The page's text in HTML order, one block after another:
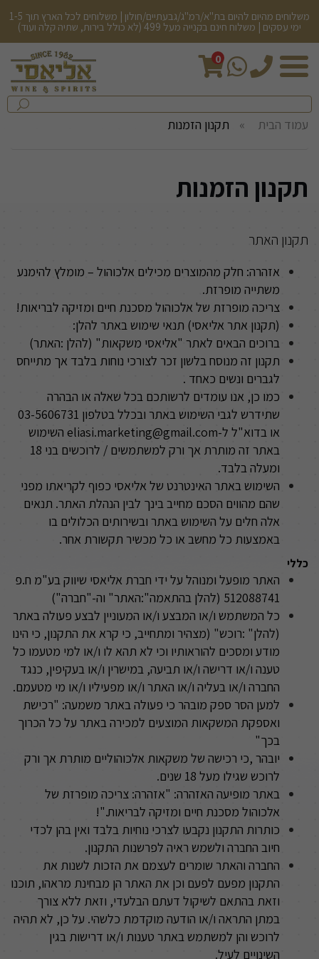
משלוחים מהיום להיום בת"א/רמ"ג/גבעתיים/חולון | משלוחים לכל הארץ תוך 1-5
ימי עסקים | משלוח חינם בקנייה מעל 499 (לא כולל בירות, שתיה קלה ועוד)
0
חיפש
בחנות...
עמוד הבית תקנון הזמנות
תקנון הזמנות
תקנון האתר
אזהרה: חלק מהמוצרים מכילים אלכוהול – מומלץ להימנע
משתייה מופרזת.
צריכה מופרזת של אלכוהול מסכנת חיים ומזיקה לבריאות!
(תקנון אתר אליאסי) תנאי שימוש באתר להלן:
ברוכים הבאים לאתר "אליאסי משקאות" (להלן :האתר)
תקנון זה מנוסח בלשון זכר לצורכי נוחות בלבד אך מתייחס
לגברים ונשים כאחד .
כמו כן, אנו עומדים לרשותכם בכל שאלה או הבהרה
שתידרש לגבי השימוש באתר ובכלל בטלפון 03-5606731
או בדוא"ל ל-eliasi.marketing@gmail.com השימוש
באתר זה מותרת אך ורק למשתמשים / לרוכשים בני 18
ומעלה בלבד.
השימוש באתר האינטרנט של אליאסי כפוף לקריאתו מפני
שהם מהווים הסכם מחייב בינך לבין הנהלת האתר. תנאים
אלה חלים על השימוש באתר ובשירותים הכלולים בו
באמצעות כל מחשב או כל מכשיר תקשורת אחר.
כללי
האתר מופעל ומנוהל על ידי חברת אליאסי שיווק בע"מ ח.פ
512088741 (להלן בהתאמה
:"האתר" וה-"חברה")
כל המשתמש ו/או המבצע ו/או המעוניין לבצע פעולה באתר
(להלן: "רוכש"
)מצהיר ומתחייב, כי קרא את התקנון, כי הינו
מודע ומסכים להוראותיו וכי לא תהא לו ו/או למי מטעמו כל
טענה ו/או דרישה ו/או תביעה, במישרין ו/או בעקיפין, כנגד
החברה ו/או בעליה ו/או האתר ו/או מפעיליו ו/או מי מטעמם.
למען הסר ספק מובהר כי פעולה באתר משמעה: "רכישת
ואספקת המשקאות המוצעים למכירה באתר על כל הכרוך
בכך"
יובהר ,כי רכישה של משקאות אלכוהוליים מותרת אך ורק
לרוכש שגילו מעל 18 שנים
.
באתר מופיעה האזהרה: "אזהרה: צריכה מופרזת של
אלכוהול מסכנת חיים ומזיקה לבריאות!".
כותרות התקנון נקבעו לצרכי נוחיות בלבד ואין בהן לכדי
חיוב החברה ולשמש ראיה לפרשנות התקנון.
החברה והאתר שומרים לעצמם את הזכות לשנות את
התקנון מפעם לפעם וכן את האתר הן מבחינת מראהו, תוכנו
וזאת בהתאם לשיקול דעתם הבלעדי, וזאת ללא צורך
במתן התראה ו/או הודעה מוקדמת כלשהי. על כן, לא תהיה
לרוכש והן למשתמש באתר טענות ו/או דרישות בגין
השינויים לעיל.